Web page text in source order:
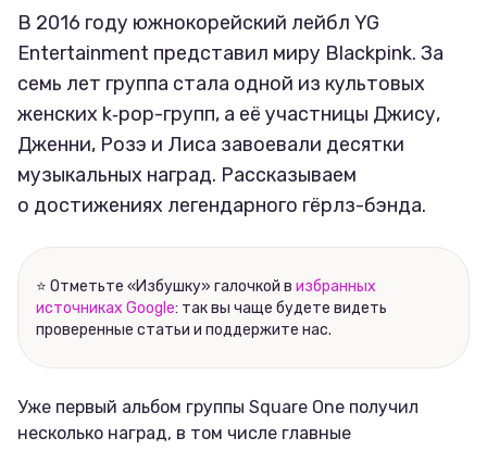
Соцсети
В 2016 году южнокорейский лейбл YG
Entertainment представил миру Blackpink. За
семь лет группа стала одной из культовых
женских k‑pop-групп, а её участницы Джису,
Дженни, Розэ и Лиса завоевали десятки
музыкальных наград. Рассказываем
о достижениях легендарного гёрлз-бэнда.
⭐ Отметьте «Избушку» галочкой в избранных
источниках Google: так вы чаще будете видеть
проверенные статьи и поддержите нас.
Уже первый альбом группы Square One получил
несколько наград, в том числе главные